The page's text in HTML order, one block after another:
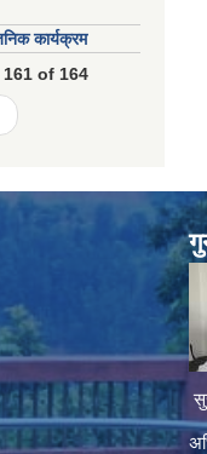
कार्यक्रम
161 of 164